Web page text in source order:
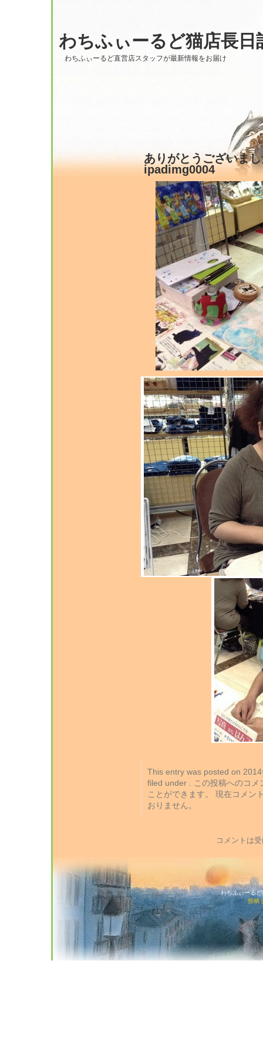
わちふぃーるど猫店長日
わちふぃーるど直営店スタッフが最新情報をお届け
ありがとうございま
ipadimg0004
This entry was posted on
filed under . この投稿へのコ
ことができます。 現在コメン
おりません。
コメントは
わちふぃーる
投稿